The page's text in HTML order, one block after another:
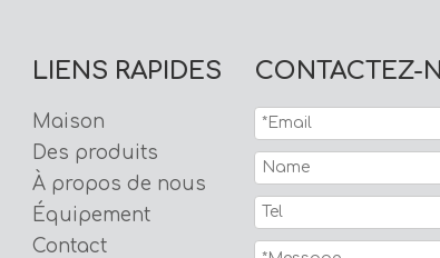
LIENS RAPIDES
Maison
Des produits
À propos de nous
Équipement
Contact
CONTACTEZ-